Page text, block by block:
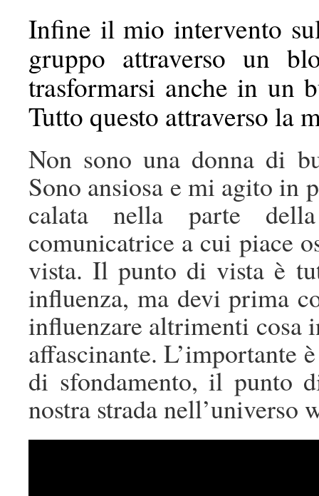
Infine il mio intervento
gruppo attraverso un
trasformarsi anche in un
Tutto questo attraverso la
Non sono una donna di
Sono ansiosa e mi agito in
calata nella parte
comunicatrice a cui piace
vista. Il punto di vista è
influenza, ma devi prima
influenzare altrimenti cosa
affascinante. L’importante
di sfondamento, il punto
nostra strada nell’universo